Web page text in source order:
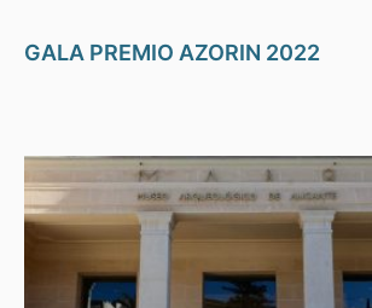
GALA PREMIO AZORIN 2022